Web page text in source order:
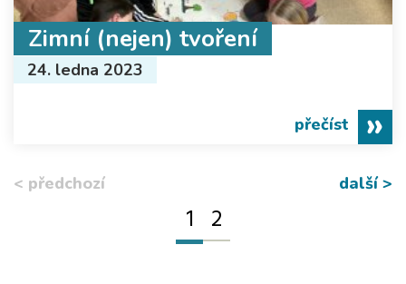
Zimní (nejen) tvoření
24. ledna 2023
přečíst
< předchozí
1 2
další >